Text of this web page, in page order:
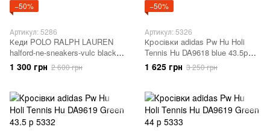
−50%
Артикул: 5286
Кеди POLO RALPH LAUREN
halford-ne-sneakers-vulc black
40 р 5286
1 300 грн 2 600 грн
−50%
Артикул: 5326
Кросівки adidas Pw Hu Holi
Tennis Hu DA9618 blue 43.5р
5326
1 625 грн 3 250 грн